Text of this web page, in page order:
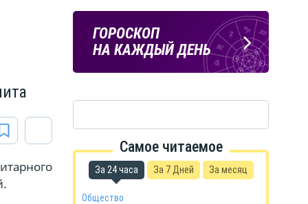
ПОГОДА
В КУРСКЕ
ГОРОСКОП
НА КАЖДЫЙ ДЕНЬ
Самое читаемое
За 24 часа За 7 Дней За месяц
Общество